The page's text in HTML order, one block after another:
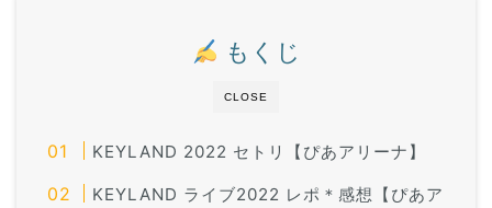
CLOSE
もくじ
KEYLAND 2022 セトリ【ぴあアリーナ】
KEYLAND ライブ2022 レポ＊感想【ぴあア